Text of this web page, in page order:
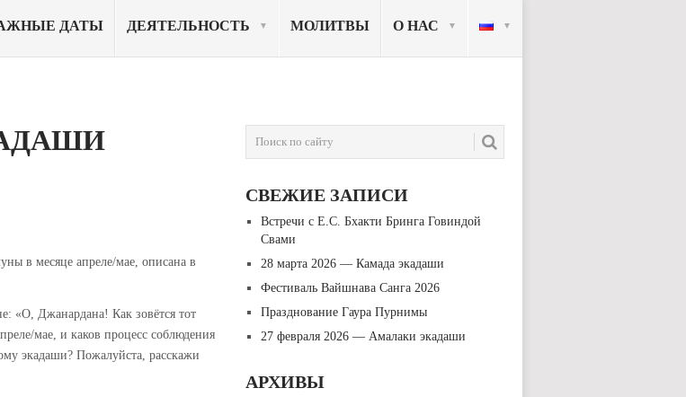
ДАТЫ ДЕЯТЕЛЬНОСТЬ МОЛИТВЫ О НАС
в месяце апреле/мае, описана в
«О, Джанардана! Как зовётся тот
мае, и каков процесс соблюдения
экадаши? Пожалуйста, расскажи
СВЕЖИЕ ЗАПИСИ
Встречи с Е.С. Бхакти Бринга Говиндой
Свами
28 марта 2026 — Камада экадаши
Фестиваль Вайшнава Санга 2026
Празднование Гаура Пурнимы
27 февраля 2026 — Амалаки экадаши
АРХИВЫ